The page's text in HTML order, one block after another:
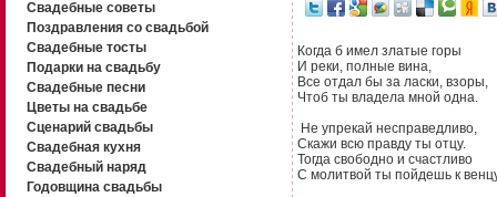
Свадебные советы
Поздравления со свадьбой
Свадебные тосты
Подарки на свадьбу
Свадебные песни
Цветы на свадьбе
Сценарий свадьбы
Свадебная кухня
Свадебный наряд
Годовщина свадьбы
Когда б имел златые горы
И реки, полные вина,
Все отдал бы за ласки, взоры,
Чтоб ты владела мной одна.
Не упрекай несправедливо,
Скажи всю правду ты отцу.
Тогда свободно и счастливо
С молитвой ты пойдешь к